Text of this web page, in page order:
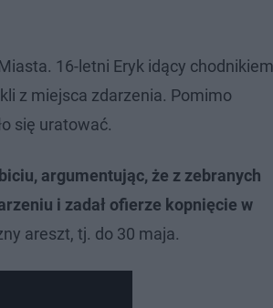
16-letni Eryk idący chodnikiem
z miejsca zdarzenia. Pomimo
się uratować.
argumentując, że z zebranych
i zadał ofierze kopnięcie w
areszt, tj. do 30 maja.